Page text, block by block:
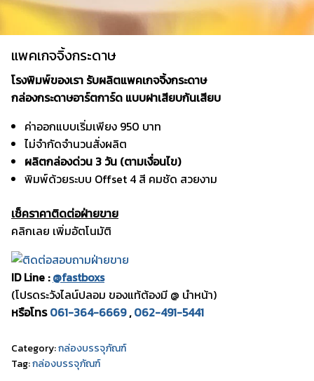
แพคเกจจิ้งกระดาษ
โรงพิมพ์ของเรา รับผลิตแพคเกจจิ้งกระดาษ
กล่องกระดาษอาร์ตการ์ด แบบฝาเสียบก้นเสียบ
ค่าออกแบบเริ่มเพียง 950 บาท
ไม่จำกัดจำนวนสั่งผลิต
ผลิตกล่องด่วน 3 วัน (ตามเงื่อนไข)
พิมพ์ด้วยระบบ Offset 4 สี คมชัด สวยงาม
เช็คราคาติดต่อฝ่ายขาย
คลิกเลย เพิ่มอัตโนมัติ
ID Line :@fastboxs
(โปรดระวังไลน์ปลอม ของแท้ต้องมี @ นำหน้า)
หรือโทร061-364-6669,062-491-5441
Category:กล่องบรรจุภัณฑ์
Tag:กล่องบรรจุภัณฑ์